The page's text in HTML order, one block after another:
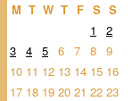
M T W T F S S
1
2
3 4 5 6 7 8 9
10 11 12 13 14 15 16
17 18 19 20 21 22 23